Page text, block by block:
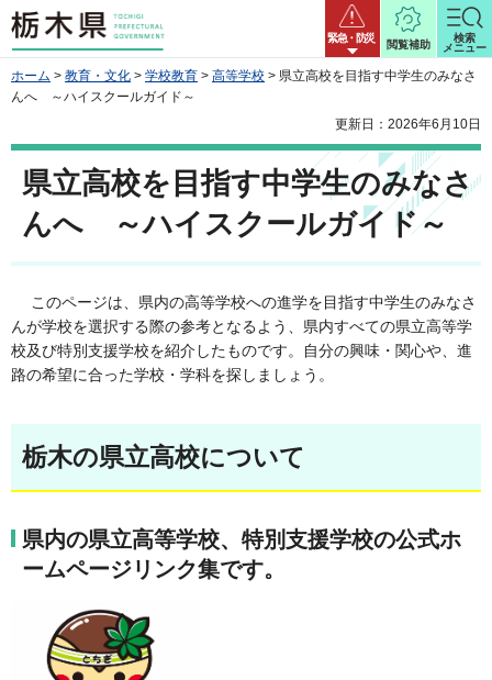
栃木県 緊急・防災
閲覧補助
検索
メニュー
ホーム > 教育・文化 > 学校教育 > 高等学校 > 県立高校を目指す中学生のみなさ
んへ ～ハイスクールガイド～
更新日：2026年6月10日
県立高校を目指す中学生のみなさ
んへ ～ハイスクールガイド～
このページは、県内の高等学校への進学を目指す中学生のみなさ
んが学校を選択する際の参考となるよう、県内すべての県立高等学
校及び特別支援学校を紹介したものです。自分の興味・関心や、進
路の希望に合った学校・学科を探しましょう。
栃木の県立高校について
県内の県立高等学校、特別支援学校の公式ホ
ームページリンク集です。